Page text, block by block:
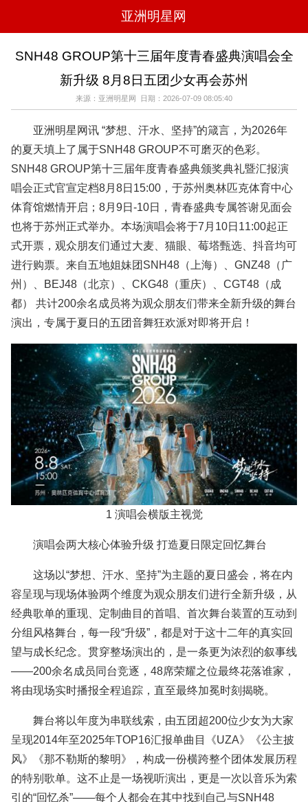
亚洲明星网
电视 综艺
音乐
时尚
八卦 华人男明星
华人女明星
韩国女明星
韩国男明星 日本男明星
日本女明星
欧美男明星 泰国女明星
SNH48 GROUP第十三届年度青春盛典演唱会全
新升级 8月8日五团少女再会苏州
来源：亚洲明星网 日期：2026-07-09 08:05:40
亚洲明星网讯 “梦想、汗水、坚持”的箴言，为2026年
的夏天填上了属于SNH48 GROUP不可磨灭的色彩。
SNH48 GROUP第十三届年度青春盛典颁奖典礼暨汇报演
唱会正式官宣定档8月8日15:00，于苏州奥林匹克体育中心
体育馆燃情开启；8月9日-10日，青春盛典专属答谢见面会
也将于苏州正式举办。本场演唱会将于7月10日11:00起正
式开票，观众朋友们通过大麦、猫眼、莓塔甄选、抖音均可
进行购票。来自五地姐妹团SNH48（上海）、GNZ48（广
州）、BEJ48（北京）、CKG48（重庆）、CGT48（成
都） 共计200余名成员将为观众朋友们带来全新升级的舞台
演出，专属于夏日的五团音舞狂欢派对即将开启！
1 演唱会横版主视觉
演唱会两大核心体验升级 打造夏日限定回忆舞台
这场以“梦想、汗水、坚持”为主题的夏日盛会，将在内
容呈现与现场体验两个维度为观众朋友们进行全新升级，从
经典歌单的重现、定制曲目的首唱、首次舞台装置的互动到
分组风格舞台，每一段“升级”，都是对于这十二年的真实回
望与成长纪念。贯穿整场演出的，是一条更为浓烈的叙事线
——200余名成员同台竞逐，48席荣耀之位最终花落谁家，
将由现场实时播报全程追踪，直至最终加冕时刻揭晓。
舞台将以年度为串联线索，由五团超200位少女为大家
呈现2014年至2025年TOP16汇报单曲目《UZA》《公主披
风》《那不勒斯的黎明》，构成一份横跨整个团体发展历程
的特别歌单。这不止是一场视听演出，更是一次以音乐为索
引的“回忆杀”——每个人都会在其中找到自己与SNH48